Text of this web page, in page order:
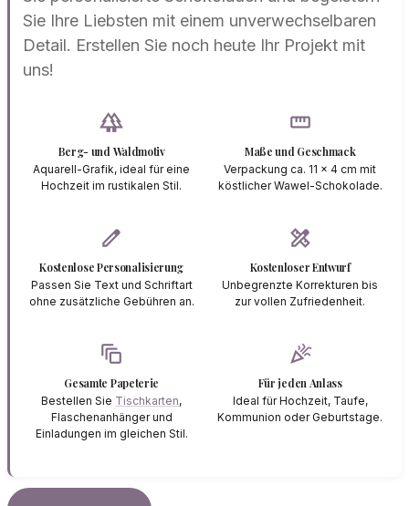
Sie Ihre Liebsten mit einem unverwechselbaren
Detail. Erstellen Sie noch heute Ihr Projekt mit
uns!
forest
Berg- und Waldmotiv
Aquarell-Grafik, ideal für eine
Hochzeit im rustikalen Stil.
straighten
Maße und Geschmack
Verpackung ca. 11 x 4 cm mit
köstlicher Wawel-Schokolade.
edit
Kostenlose Personalisierung
Passen Sie Text und Schriftart
ohne zusätzliche Gebühren an.
design_services
Kostenloser Entwurf
Unbegrenzte Korrekturen bis
zur vollen Zufriedenheit.
auto_awesome_motion
Gesamte Papeterie
Bestellen Sie Tischkarten,
Flaschenanhänger und
Einladungen im gleichen Stil.
celebration
Für jeden Anlass
Ideal für Hochzeit, Taufe,
Kommunion oder Geburtstage.